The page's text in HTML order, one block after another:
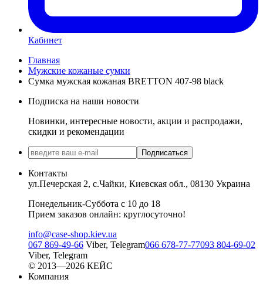
Кабинет
Главная
Мужские кожаные сумки
Сумка мужская кожаная BRETTON 407-98 black
Подписка на наши новости
Новинки, интересные новости, акции и распродажи,
скидки и рекомендации
Подписаться
Контакты
ул.Печерская 2, с.Чайки, Киевская обл., 08130 Украина
Понедельник-Суббота с 10 до 18
Прием заказов онлайн: круглосуточно!
info@case-shop.kiev.ua
067 869-49-66 Viber, Telegram066 678-77-77093 804-69-02
Viber, Telegram
© 2013—2026 КЕЙС
Компания